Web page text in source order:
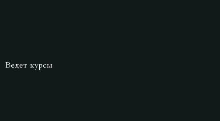
Ведет курсы